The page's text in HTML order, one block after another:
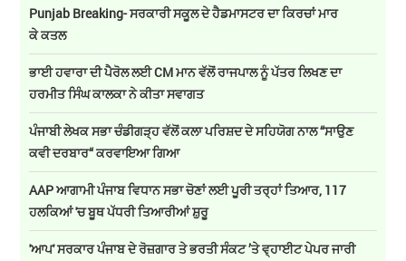
Punjab Breaking- ਸਰਕਾਰੀ ਸਕੂਲ ਦੇ ਹੈਡਮਾਸਟਰ ਦਾ ਕਿਰਚਾਂ ਮਾਰ
ਕੇ ਕਤਲ
ਭਾਈ ਹਵਾਰਾ ਦੀ ਪੈਰੋਲ ਲਈ CM ਮਾਨ ਵੱਲੋਂ ਰਾਜਪਾਲ ਨੂੰ ਪੱਤਰ ਲਿਖਣ ਦਾ
ਹਰਮੀਤ ਸਿੰਘ ਕਾਲਕਾ ਨੇ ਕੀਤਾ ਸਵਾਗਤ
ਪੰਜਾਬੀ ਲੇਖਕ ਸਭਾ ਚੰਡੀਗੜ੍ਹ ਵੱਲੋਂ ਕਲਾ ਪਰਿਸ਼ਦ ਦੇ ਸਹਿਯੋਗ ਨਾਲ “ਸਾਉਣ
ਕਵੀ ਦਰਬਾਰ“ ਕਰਵਾਇਆ ਗਿਆ
AAP ਆਗਾਮੀ ਪੰਜਾਬ ਵਿਧਾਨ ਸਭਾ ਚੋਣਾਂ ਲਈ ਪੂਰੀ ਤਰ੍ਹਾਂ ਤਿਆਰ, 117
ਹਲਕਿਆਂ 'ਚ ਬੂਥ ਪੱਧਰੀ ਤਿਆਰੀਆਂ ਸ਼ੁਰੂ
'ਆਪ' ਸਰਕਾਰ ਪੰਜਾਬ ਦੇ ਰੋਜ਼ਗਾਰ ਤੇ ਭਰਤੀ ਸੰਕਟ ’ਤੇ ਵ੍ਹਾਈਟ ਪੇਪਰ ਜਾਰੀ